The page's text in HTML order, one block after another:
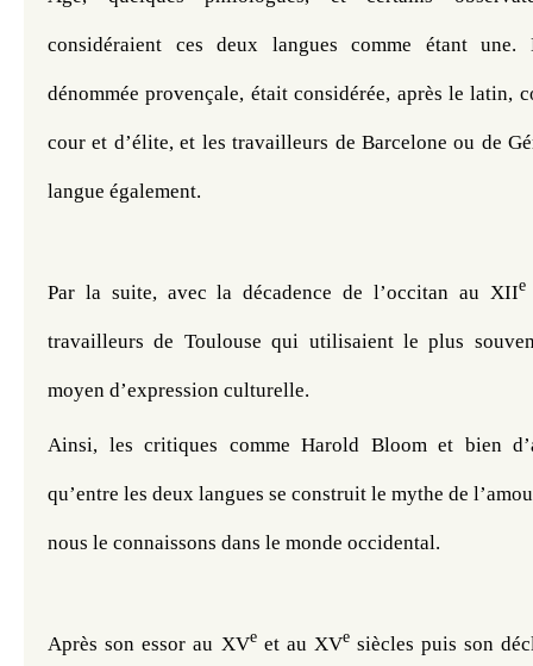
considéraient ces deux langues comme étant une.
dénommée provençale, était considérée, après le latin,
cour et d’élite, et les travailleurs de Barcelone ou de
langue également.
Par la suite, avec la décadence de l’occitan au XIIe
travailleurs de Toulouse qui utilisaient le plus
moyen d’expression culturelle.
Ainsi, les critiques comme Harold Bloom et bien
qu’entre les deux langues se construit le mythe de
nous le connaissons dans le monde occidental.
Après son essor au XVe et au XVe siècles puis son